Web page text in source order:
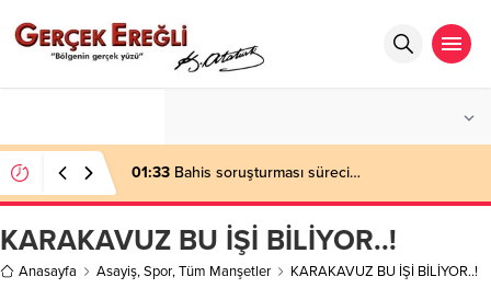
01:33 Bahis soruşturması süreci…
KARAKAVUZ BU İŞİ BİLİYOR..!
Anasayfa Asayiş,Spor,Tüm Manşetler KARAKAVUZ BU İŞİ BİLİYOR..!